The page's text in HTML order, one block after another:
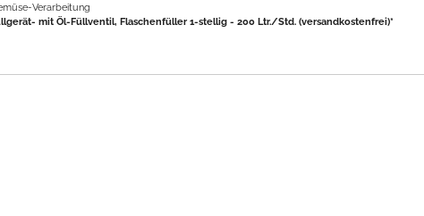
Verarbeitung
mit Öl-Füllventil, Flaschenfüller 1-stellig - 200 Ltr./Std. (versandkostenfrei)*